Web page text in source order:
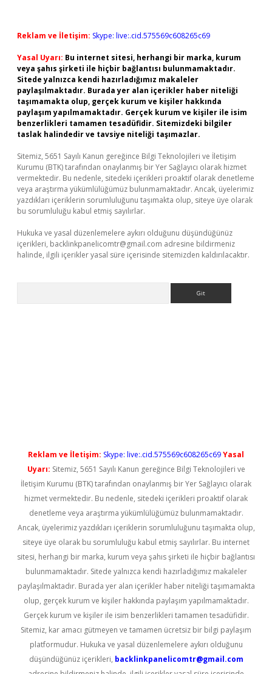
Reklam ve İletişim: Skype: live:.cid.575569c608265c69
Yasal Uyarı: Bu internet sitesi, herhangi bir marka, kurum
veya şahıs şirketi ile hiçbir bağlantısı bulunmamaktadır.
Sitede yalnızca kendi hazırladığımız makaleler
paylaşılmaktadır. Burada yer alan içerikler haber niteliği
taşımamakta olup, gerçek kurum ve kişiler hakkında
paylaşım yapılmamaktadır. Gerçek kurum ve kişiler ile isim
benzerlikleri tamamen tesadüfidir. Sitemizdeki bilgiler
taslak halindedir ve tavsiye niteliği taşımazlar.
Sitemiz, 5651 Sayılı Kanun gereğince Bilgi Teknolojileri ve İletişim
Kurumu (BTK) tarafından onaylanmış bir Yer Sağlayıcı olarak hizmet
vermektedir. Bu nedenle, sitedeki içerikleri proaktif olarak denetleme
veya araştırma yükümlülüğümüz bulunmamaktadır. Ancak, üyelerimiz
yazdıkları içeriklerin sorumluluğunu taşımakta olup, siteye üye olarak
bu sorumluluğu kabul etmiş sayılırlar.
Hukuka ve yasal düzenlemelere aykırı olduğunu düşündüğünüz
içerikleri, backlinkpanelicomtr@gmail.com adresine bildirmeniz
halinde, ilgili içerikler yasal süre içerisinde sitemizden kaldırılacaktır.
Reklam ve İletişim: Skype: live:.cid.575569c608265c69Yasal
Uyarı: Sitemiz, 5651 Sayılı Kanun gereğince Bilgi Teknolojileri ve
İletişim Kurumu (BTK) tarafından onaylanmış bir Yer Sağlayıcı olarak
hizmet vermektedir. Bu nedenle, sitedeki içerikleri proaktif olarak
denetleme veya araştırma yükümlülüğümüz bulunmamaktadır.
Ancak, üyelerimiz yazdıkları içeriklerin sorumluluğunu taşımakta olup,
siteye üye olarak bu sorumluluğu kabul etmiş sayılırlar. Bu internet
sitesi, herhangi bir marka, kurum veya şahıs şirketi ile hiçbir bağlantısı
bulunmamaktadır. Sitede yalnızca kendi hazırladığımız makaleler
paylaşılmaktadır. Burada yer alan içerikler haber niteliği taşımamakta
olup, gerçek kurum ve kişiler hakkında paylaşım yapılmamaktadır.
Gerçek kurum ve kişiler ile isim benzerlikleri tamamen tesadüfidir.
Sitemiz, kar amacı gütmeyen ve tamamen ücretsiz bir bilgi paylaşım
platformudur. Hukuka ve yasal düzenlemelere aykırı olduğunu
düşündüğünüz içerikleri, backlinkpanelicomtr@gmail.com